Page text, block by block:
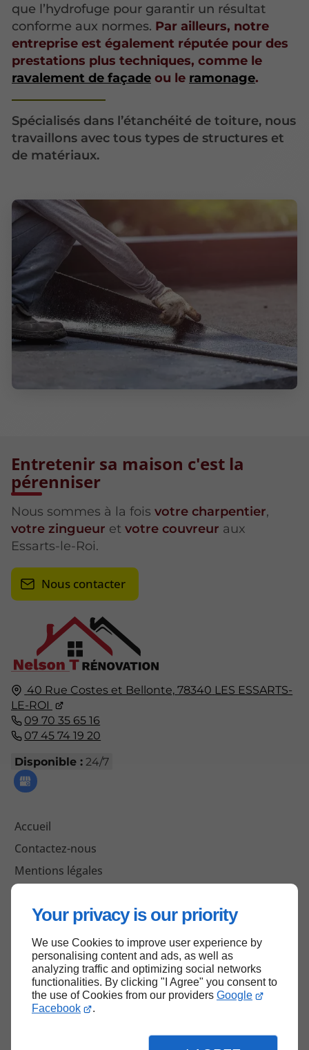
Your privacy is our priority
We use Cookies to improve user experience by
personalising content and ads, as well as
analyzing traffic and optimizing social networks
functionalities. By clicking "I Agree" you consent to
the use of Cookies from our providers Google
Facebook
.
que l’hydrofuge pour garantir un résultat
conforme aux normes. Par ailleurs, notre
entreprise est également réputée pour des
prestations plus techniques, comme le
ravalement de façade ou le ramonage.
Spécialisés dans l’étanchéité de toiture, nous
travaillons avec tous types de structures et
de matériaux.
40 Rue Costes et Bellonte, 78340 LES ESSARTS-
LE-ROI
09 70 35 65 16
07 45 74 19 20
Disponible : 24/7
Accueil
Contactez-nous
Mentions légales
Entretenir sa maison c'est la
pérenniser
Nous sommes à la fois votre charpentier,
votre zingueur et votre couvreur aux
Essarts-le-Roi.
Nous contacter
Haut de page